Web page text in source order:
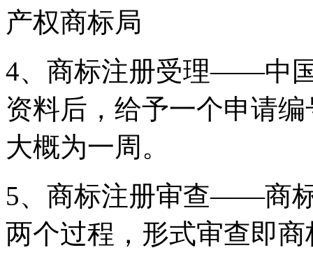
产权商标局
4、商标注册受理——中
资料后，给予一个申请
大概为一周。
5、商标注册审查——商
两个过程，形式审查即